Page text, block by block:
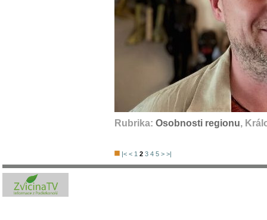
Rubrika: Osobnosti regionu,
|< < 1 2 3 4 5 > >|